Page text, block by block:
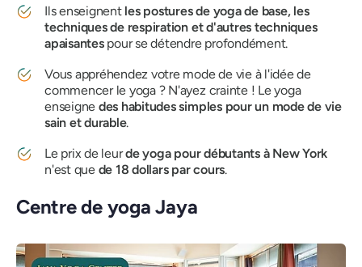
Ils enseignent les postures de yoga de base, les
techniques de respiration et d'autres techniques
apaisantespour se détendre profondément.
Vous appréhendez votre mode de vie à l'idée de
commencer le yoga ? N'ayez crainte ! Le yoga
enseigne des habitudes simples pour un mode de vie
sain et durable.
Le prix de leurde yoga pour débutants à New York
n'est que de 18 dollars par cours.
Centre de yoga Jaya